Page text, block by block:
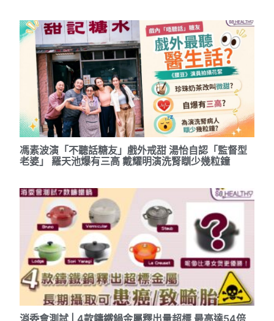
馮素波演「不聽話糖友」戲外戒甜 湯怡自認「監督型
老婆」 羅天池爆有三高 戴耀明演洗腎瞓少幾粒鐘
消委會測試 | 4款鑄鐵鍋金屬釋出量超標 最高達54倍